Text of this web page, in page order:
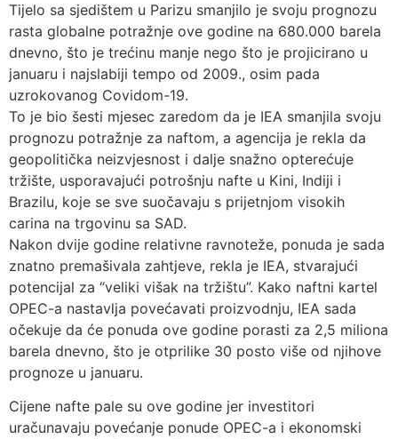
Tijelo sa sjedištem u Parizu smanjilo je svoju prognozu
rasta globalne potražnje ove godine na 680.000 barela
dnevno, što je trećinu manje nego što je projicirano u
januaru i najslabiji tempo od 2009., osim pada
uzrokovanog Covidom-19.
To je bio šesti mjesec zaredom da je IEA smanjila svoju
prognozu potražnje za naftom, a agencija je rekla da
geopolitička neizvjesnost i dalje snažno opterećuje
tržište, usporavajući potrošnju nafte u Kini, Indiji i
Brazilu, koje se sve suočavaju s prijetnjom visokih
carina na trgovinu sa SAD.
Nakon dvije godine relativne ravnoteže, ponuda je sada
znatno premašivala zahtjeve, rekla je IEA, stvarajući
potencijal za “veliki višak na tržištu”. Kako naftni kartel
OPEC-a nastavlja povećavati proizvodnju, IEA sada
očekuje da će ponuda ove godine porasti za 2,5 miliona
barela dnevno, što je otprilike 30 posto više od njihove
prognoze u januaru.
Cijene nafte pale su ove godine jer investitori
uračunavaju povećanje ponude OPEC-a i ekonomski